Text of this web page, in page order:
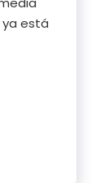
ya está